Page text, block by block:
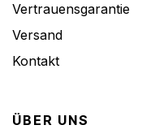
Vertrauensgarantie
Versand
Kontakt
ÜBER UNS